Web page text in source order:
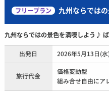
フリープラン 九州ならでは
九州ならではの景色を満喫しよう♪
出発日 2026年5月13日(
旅行代金
価格変動型
組み合せ自由にア